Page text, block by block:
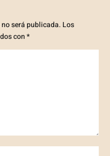
será publicada. Los
con*